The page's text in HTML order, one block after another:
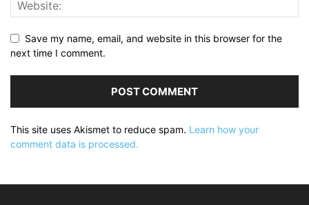
Save my name, email, and website in this browser for the
next time I comment.
This site uses Akismet to reduce spam. Learn how your
comment data is processed.